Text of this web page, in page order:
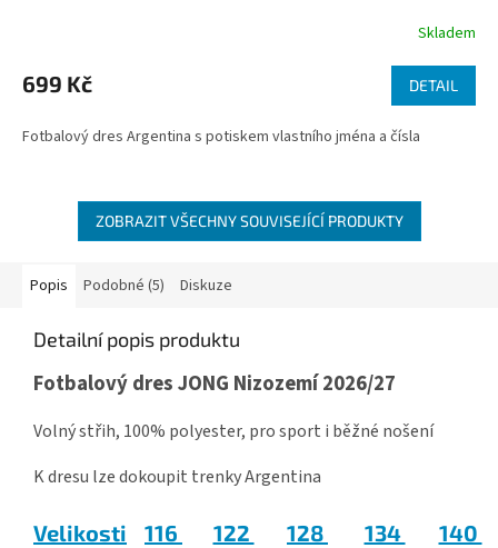
produktu
je
z
Skladem
699 Kč DETAIL
Fotbalový dres Argentina s potiskem vlastního jména a čísla
ZOBRAZIT VŠECHNY SOUVISEJÍCÍ PRODUKTY
Popis Podobné (5) Diskuze
Detailní popis produktu
Fotbalový dres JONG Nizozemí 2026/27
Volný střih, 100% polyester, pro sport i běžné nošení
K dresu lze dokoupit trenky Argentina
Velikosti 116 122 128 134 140